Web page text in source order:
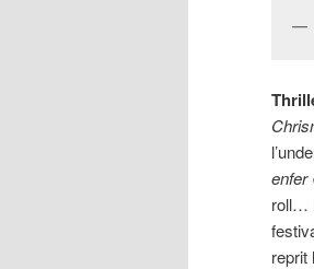
enfer
roll…
reprit